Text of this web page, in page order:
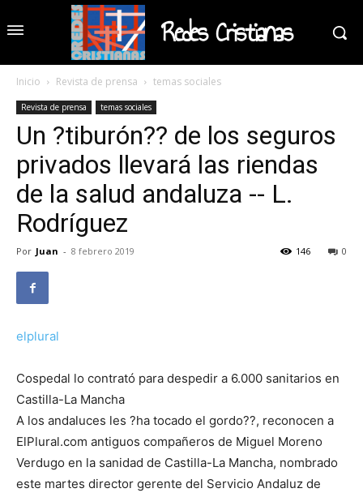
Redes Cristianas
Inicio Revista de prensa temas sociales
Revista de prensa temas sociales
Un ?tiburón?? de los seguros
privados llevará las riendas
de la salud andaluza -- L.
Rodríguez
Por Juan - 8 febrero 2019 0
146
elplural
Cospedal lo contrató para despedir a 6.000 sanitarios en
Castilla-La Mancha
A los andaluces les ?ha tocado el gordo??, reconocen a
ElPlural.com antiguos compañeros de Miguel Moreno
Verdugo en la sanidad de Castilla-La Mancha, nombrado
este martes director gerente del Servicio Andaluz de